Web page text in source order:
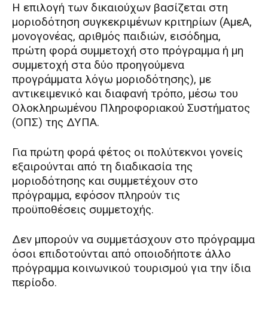
Η επιλογή των δικαιούχων βασίζεται στη
μοριοδότηση συγκεκριμένων κριτηρίων (ΑμεΑ,
μονογονέας, αριθμός παιδιών, εισόδημα,
πρώτη φορά συμμετοχή στο πρόγραμμα ή μη
συμμετοχή στα δύο προηγούμενα
προγράμματα λόγω μοριοδότησης), με
αντικειμενικό και διαφανή τρόπο, μέσω του
Ολοκληρωμένου Πληροφοριακού Συστήματος
(ΟΠΣ) της ΔΥΠΑ.
Για πρώτη φορά φέτος οι πολύτεκνοι γονείς
εξαιρούνται από τη διαδικασία της
μοριοδότησης και συμμετέχουν στο
πρόγραμμα, εφόσον πληρούν τις
προϋποθέσεις συμμετοχής.
Δεν μπορούν να συμμετάσχουν στο πρόγραμμα
όσοι επιδοτούνται από οποιοδήποτε άλλο
πρόγραμμα κοινωνικού τουρισμού για την ίδια
περίοδο.